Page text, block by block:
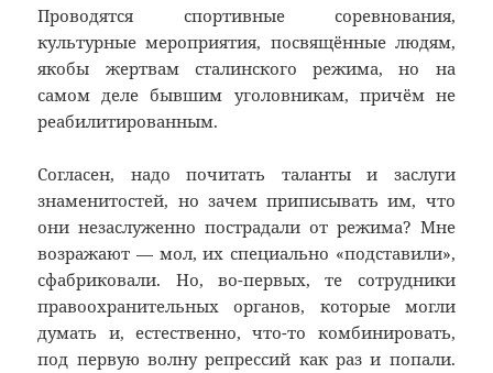
Проводятся спортивные соревнования,
культурные мероприятия, посвящённые людям,
якобы жертвам сталинского режима, но на
самом деле бывшим уголовникам, причём не
реабилитированным.
Согласен, надо почитать таланты и заслуги
знаменитостей, но зачем приписывать им, что
они незаслуженно пострадали от режима? Мне
возражают — мол, их специально «подставили»,
сфабриковали. Но, во-первых, те сотрудники
правоохранительных органов, которые могли
думать и, естественно, что-то комбинировать,
под первую волну репрессий как раз и попали.